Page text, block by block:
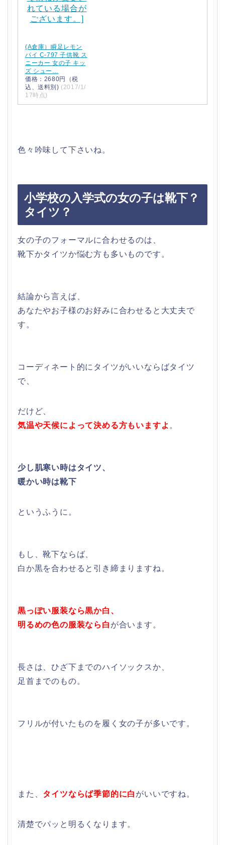
(A倉庫）瞬足レモン
パイ C-797 子供靴 ス
ニーカー 女の子 キッ
ズ シュー…
価格：2680円（税
込、送料別) (2017/1/
17時点)
色々吟味して下さいね。
小学校の入学式の女の子は靴下？
タイツ？
女の子のフォーマルに合わせるのは、
靴下かタイツか悩む方も多いものです。
結論から言えば、
あなたやお子様のお好みに合わせると大丈夫で
す。
コーディネート的にタイツがいいならばタイツ
で、
だけど、
気温や天候によって決める方もいますよ 。
少し肌寒い時はタイツ、
暖かい時は靴下
というふうに。
もし、靴下ならば、
白か黒を合わせると引き締まりますね。
黒っぽい服装なら黒か白、
明るめの色の服装なら白 が合います。
長さは、ひざ下までのハイソックスか、
足首までのもの。
フリルが付いたものを履く女の子が多いです。
また、 タイツならば季節的に白 がいいですね。
清楚でパッと明るくなります。